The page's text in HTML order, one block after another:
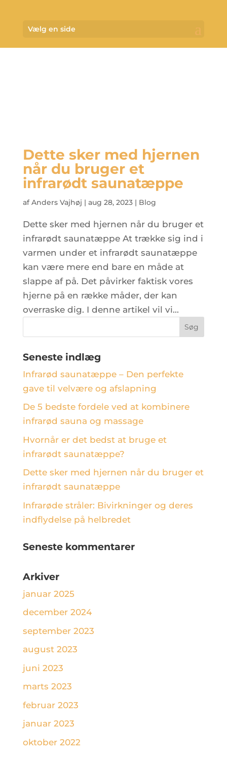
Vælg en side
Dette sker med hjernen
når du bruger et
infrarødt saunatæppe
afAnders Vajhøj | aug 28, 2023| Blog
Dette sker med hjernen når du bruger et
infrarødt saunatæppe At trække sig ind i
varmen under et infrarødt saunatæppe
kan være mere end bare en måde at
slappe af på. Det påvirker faktisk vores
hjerne på en række måder, der kan
overraske dig. I denne artikel vil vi...
Seneste indlæg
Infrarød saunatæppe – Den perfekte
gave til velvære og afslapning
De 5 bedste fordele ved at kombinere
infrarød sauna og massage
Hvornår er det bedst at bruge et
infrarødt saunatæppe?
Dette sker med hjernen når du bruger et
infrarødt saunatæppe
Infrarøde stråler: Bivirkninger og deres
indflydelse på helbredet
Seneste kommentarer
Arkiver
januar 2025
december 2024
september 2023
august 2023
juni 2023
marts 2023
februar 2023
januar 2023
oktober 2022